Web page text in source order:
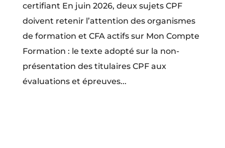
certifiant En juin 2026, deux sujets CPF
doivent retenir l’attention des organismes
de formation et CFA actifs sur Mon Compte
Formation : le texte adopté sur la non-
présentation des titulaires CPF aux
évaluations et épreuves...